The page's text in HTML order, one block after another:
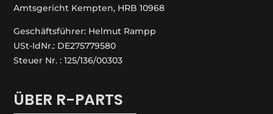
Amtsgericht Kempten, HRB 10968
Geschäftsführer: Helmut Rampp
USt-IdNr.: DE275779580
Steuer Nr. : 125/136/00303
ÜBER R-PARTS